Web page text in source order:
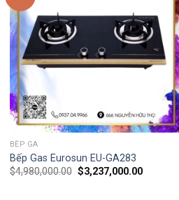
BẾP GA
Bếp Gas Eurosun EU-GA283
$4,980,000.00 $3,237,000.00